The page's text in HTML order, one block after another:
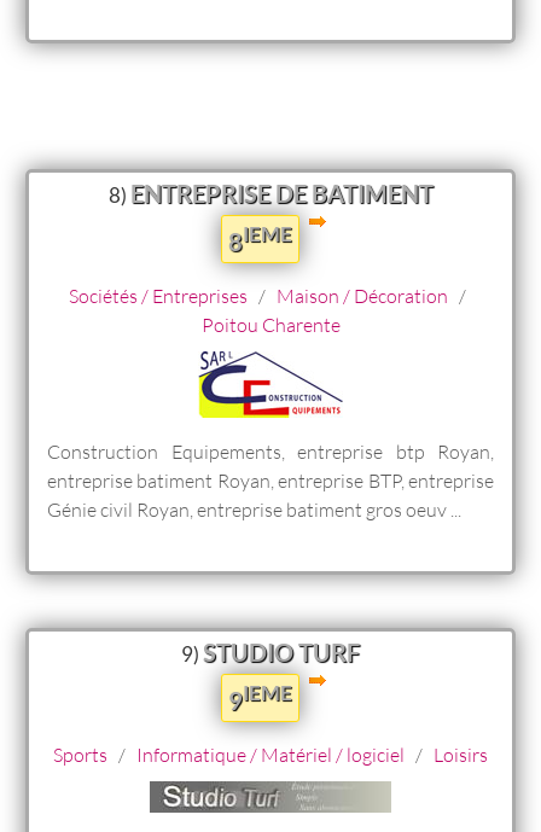
8) ENTREPRISE DE BATIMENT
8IEME
Sociétés / Entreprises / Maison / Décoration /
Poitou Charente
Construction Equipements, entreprise btp Royan,
entreprise batiment Royan, entreprise BTP, entreprise
Génie civil Royan, entreprise batiment gros oeuv ...
9) STUDIO TURF
9IEME
Sports / Informatique / Matériel / logiciel / Loisirs